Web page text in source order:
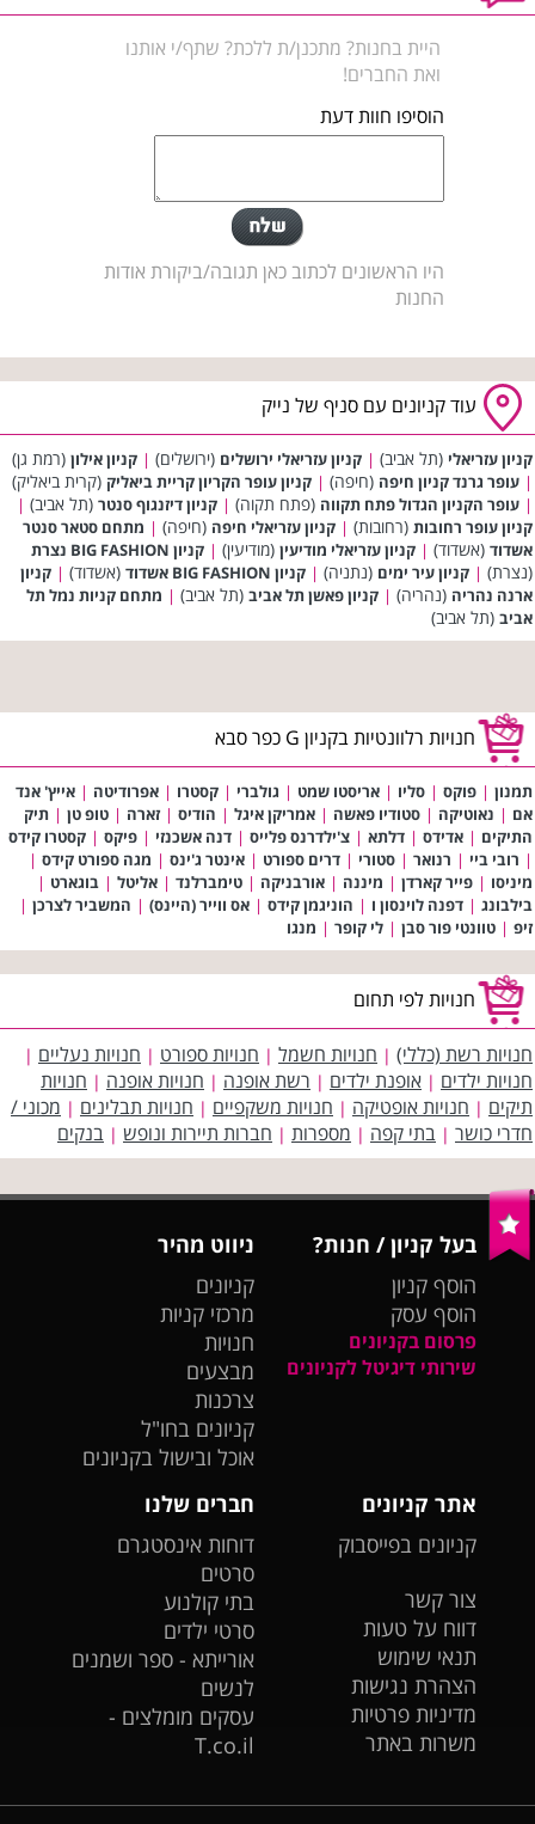
היית בחנות? מתכנן/ת ללכת? שתף/י אותנו
ואת החברים!
הוסיפו חוות דעת
היו הראשונים לכתוב כאן תגובה/ביקורת אודות
החנות
עוד קניונים עם סניף של נייק
קניון עזריאלי (תל אביב) | קניון עזריאלי ירושלים (ירושלים) | קניון אילון (רמת גן)
| עופר גרנד קניון חיפה (חיפה) | קניון עופר הקריון קריית ביאליק (קרית ביאליק)
| עופר הקניון הגדול פתח תקווה (פתח תקוה) | קניון דיזנגוף סנטר (תל אביב) |
קניון עופר רחובות (רחובות) | קניון עזריאלי חיפה (חיפה) | מתחם סטאר סנטר
אשדוד (אשדוד) | קניון עזריאלי מודיעין (מודיעין) | קניון BIG FASHION נצרת
(נצרת) | קניון עיר ימים (נתניה) | קניון BIG FASHION אשדוד (אשדוד) | קניון
ארנה נהריה (נהריה) | קניון פאשן תל אביב (תל אביב) | מתחם קניות נמל תל
אביב (תל אביב)
חנויות רלוונטיות בקניון G כפר סבא
תמנון | פוקס | סליו | אריסטו שמט | גולברי | קסטרו | אפרודיטה | אייץ' אנד
אם | נאוטיקה | סטודיו פאשה | אמריקן איגל | הודיס | זארה | טופ טן | תיק
התיקים | אדידס | דלתא | צ'ילדרנס פלייס | דנה אשכנזי | פיקס | קסטרו קידס
| רובי ביי | רנואר | סטורי | דרים ספורט | אינטר ג'ינס | מגה ספורט קידס |
מיניסו | פייר קארדן | מיננה | אורבניקה | טימברלנד | אליטל | בוגארט |
בילבונג | דפנה לוינסון ו | הוניגמן קידס | אס ווייר (היינס) | המשביר לצרכן |
זיפ | טוונטי פור סבן | לי קופר | מנגו
חנויות לפי תחום
חנויות רשת (כללי) | חנויות חשמל | חנויות ספורט | חנויות נעליים |
חנויות ילדים | אופנת ילדים | רשת אופנה | חנויות אופנה | חנויות
תיקים | חנויות אופטיקה | חנויות משקפיים | חנויות תבלינים | מכוני /
חדרי כושר | בתי קפה | מספרות | חברות תיירות ונופש | בנקים
בעל קניון / חנות?
הוסף קניון
הוסף עסק
פרסום בקניונים
שירותי דיגיטל לקניונים
ניווט מהיר
קניונים
מרכזי קניות
חנויות
מבצעים
צרכנות
קניונים בחו"ל
אוכל ובישול בקניונים
אתר קניונים
קניונים בפייסבוק
צור קשר
דווח על טעות
תנאי שימוש
הצהרת נגישות
מדיניות פרטיות
משרות באתר
חברים שלנו
דוחות אינסטגרם
סרטים
בתי קולנוע
סרטי ילדים
אורייתא - ספר ושמנים
לנשים
עסקים מומלצים -
T.co.il